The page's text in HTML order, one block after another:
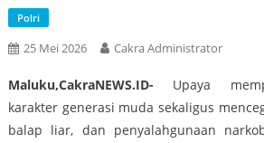
Polri
25 Mei 2026 Cakra Administrator
Maluku,CakraNEWS.ID- Upaya
karakter generasi muda sekaligus
balap liar, dan penyalahgunaan